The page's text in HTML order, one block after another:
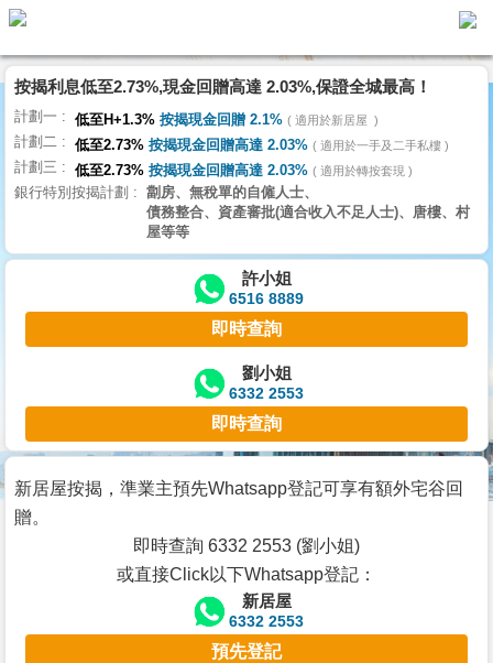
代
理
主
頁
搵
樓/
交
業
主
宅
谷
按
按揭利息低至2.73%,現金回贈高達 2.03%,保證全城最高！
計劃一 低至H+1.3% 按揭現金回贈 2.1% 適用於新居屋
計劃二 低至2.73% 按揭現金回贈高達 2.03% 適用於一手及二手私樓
計劃三 低至2.73% 按揭現金回贈高達 2.03% 適用於轉按套現
銀行特別按揭計劃
劏房、無稅單的自僱人士、
債務整合、資產審批(適合收入不足人士)、唐樓、村
屋等等
許小姐
6516 8889
即時查詢
劉小姐
6332 2553
即時查詢
新居屋按揭，準業主預先Whatsapp登記可享有額外宅谷回
贈。
即時查詢 6332 2553 (劉小姐)
或直接Click以下Whatsapp登記：
新居屋
6332 2553
預先登記